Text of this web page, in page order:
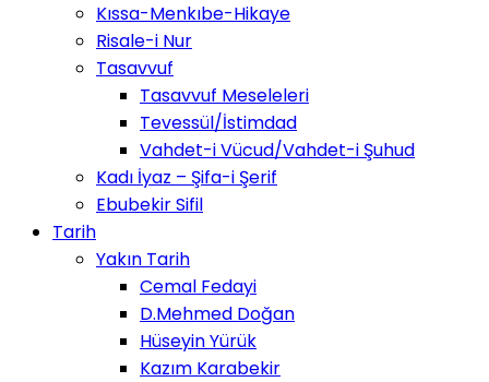
Kıssa-Menkıbe-Hikaye
Risale-i Nur
Tasavvuf
Tasavvuf Meseleleri
Tevessül/İstimdad
Vahdet-i Vücud/Vahdet-i Şuhud
Kadı İyaz – Şifa-i Şerif
Ebubekir Sifil
Tarih
Yakın Tarih
Cemal Fedayi
D.Mehmed Doğan
Hüseyin Yürük
Kazım Karabekir